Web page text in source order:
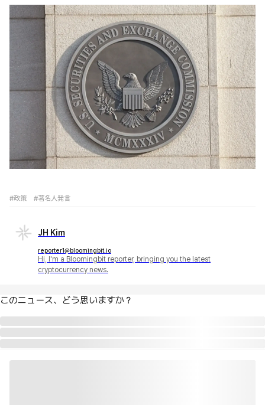
#政策 #著名人発言
JH Kim
reporter1@bloomingbit.io
Hi, I'm a Bloomingbit reporter, bringing you the latest
cryptocurrency news.
このニュース、どう思いますか？